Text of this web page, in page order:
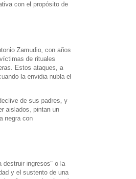
con el propósito de
Zamudio, con años
de rituales
Estos ataques, a
la envidia nubla el
de sus padres, y
aislados, pintan un
negra con
destruir ingresos" o la
y el sustento de una